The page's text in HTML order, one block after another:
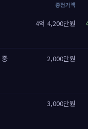
종전가액
4억 4,200만원
2,000만원
3,000만원